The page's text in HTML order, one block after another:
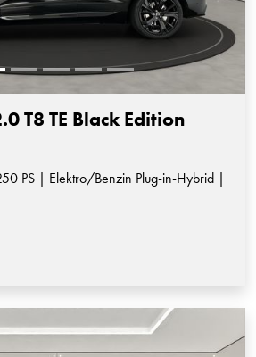
T8 TE Black Edition
PS | Elektro/Benzin Plug-in-Hybrid |